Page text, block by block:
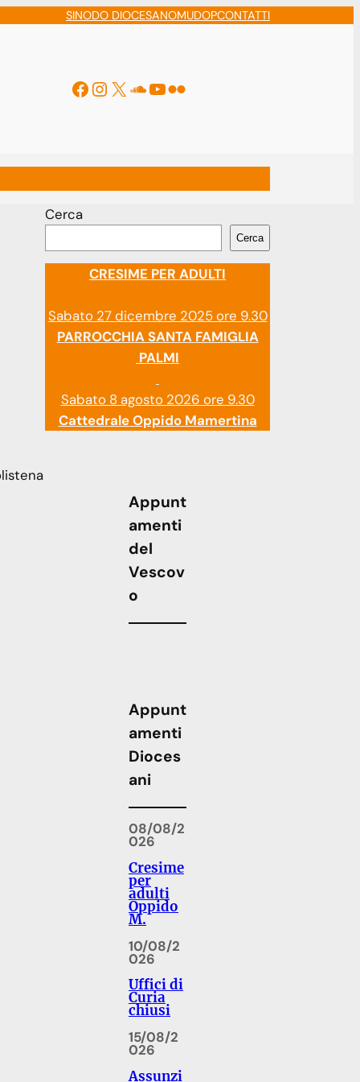
SINODO DIOCESANOMUDOPCONTATTI
Facebook
Instagram
X Soundcloud
YouTube
Flickr
Cerca
Cerca
CRESIME PER ADULTI
Sabato 27 dicembre 2025 ore 9.30
PARROCCHIA SANTA FAMIGLIA
PALMI
Sabato 8 agosto 2026 ore 9.30
Cattedrale Oppido Mamertina
Appunt
amenti
del
Vescov
o
Appunt
amenti
Dioces
ani
08/08/2
026
Cresime
per
adulti
Oppido
M.
10/08/2
026
Uffici di
Curia
chiusi
15/08/2
026
Assunzi